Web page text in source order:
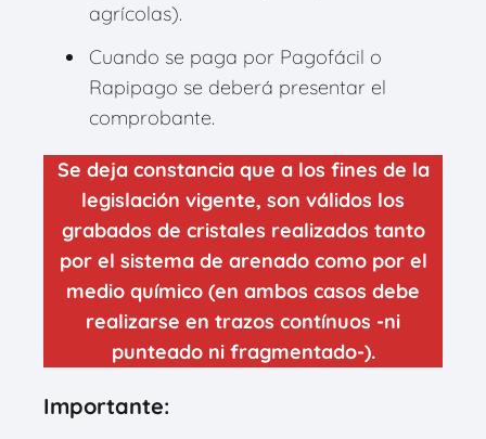
agrícolas).
Cuando se paga por Pagofácil o
Rapipago se deberá presentar el
comprobante.
Se deja constancia que a los fines de la
legislación vigente, son válidos los
grabados de cristales realizados tanto
por el sistema de arenado como por el
medio químico (en ambos casos debe
realizarse en trazos contínuos -ni
punteado ni fragmentado-).
Importante: